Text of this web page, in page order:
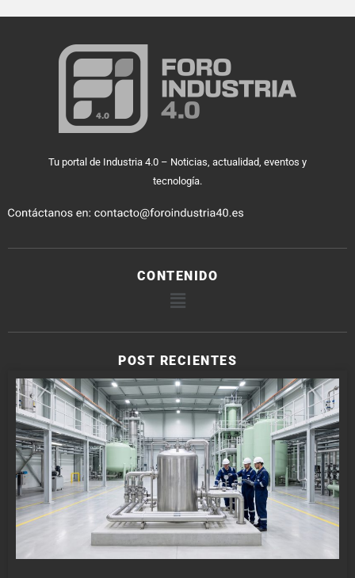
Tu portal de Industria 4.0 – Noticias, actualidad, eventos y
tecnología.
CONTENIDO
POST RECIENTES